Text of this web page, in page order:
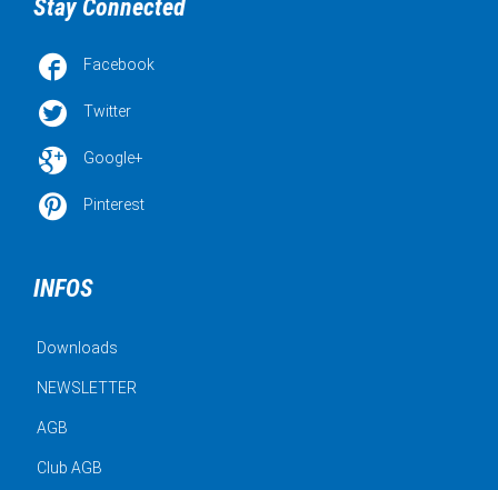
Stay Connected
 Facebook
 Twitter
 Google+
 Pinterest
INFOS
Downloads
NEWSLETTER
AGB
Club AGB